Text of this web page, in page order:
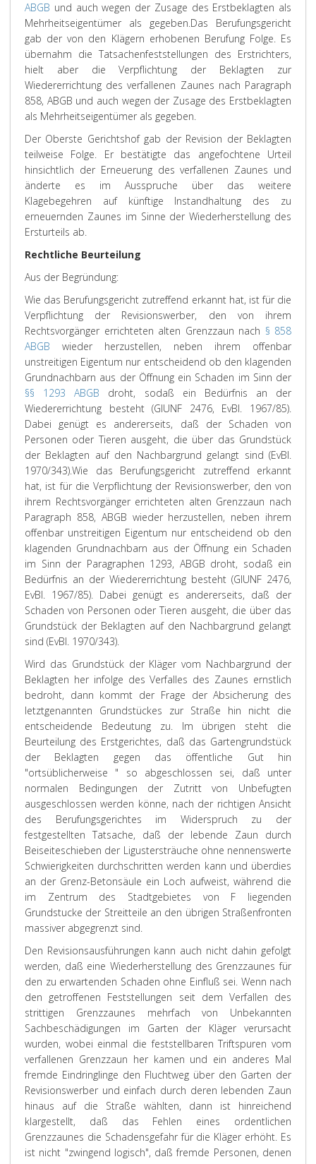
ABGB und auch wegen der Zusage des Erstbeklagten als
Mehrheitseigentümer als gegeben.Das Berufungsgericht
gab der von den Klägern erhobenen Berufung Folge. Es
übernahm die Tatsachenfeststellungen des Erstrichters,
hielt aber die Verpflichtung der Beklagten zur
Wiedererrichtung des verfallenen Zaunes nach Paragraph
858, ABGB und auch wegen der Zusage des Erstbeklagten
als Mehrheitseigentümer als gegeben.
Der Oberste Gerichtshof gab der Revision der Beklagten
teilweise Folge. Er bestätigte das angefochtene Urteil
hinsichtlich der Erneuerung des verfallenen Zaunes und
änderte es im Ausspruche über das weitere
Klagebegehren auf künftige Instandhaltung des zu
erneuernden Zaunes im Sinne der Wiederherstellung des
Ersturteils ab.
Rechtliche Beurteilung
Aus der Begründung:
Wie das Berufungsgericht zutreffend erkannt hat, ist für die
Verpflichtung der Revisionswerber, den von ihrem
Rechtsvorgänger errichteten alten Grenzzaun nach § 858
ABGB wieder herzustellen, neben ihrem offenbar
unstreitigen Eigentum nur entscheidend ob den klagenden
Grundnachbarn aus der Öffnung ein Schaden im Sinn der
§§ 1293 ABGB droht, sodaß ein Bedürfnis an der
Wiedererrichtung besteht (GlUNF 2476, EvBl. 1967/85).
Dabei genügt es andererseits, daß der Schaden von
Personen oder Tieren ausgeht, die über das Grundstück
der Beklagten auf den Nachbargrund gelangt sind (EvBl.
1970/343).Wie das Berufungsgericht zutreffend erkannt
hat, ist für die Verpflichtung der Revisionswerber, den von
ihrem Rechtsvorgänger errichteten alten Grenzzaun nach
Paragraph 858, ABGB wieder herzustellen, neben ihrem
offenbar unstreitigen Eigentum nur entscheidend ob den
klagenden Grundnachbarn aus der Öffnung ein Schaden
im Sinn der Paragraphen 1293, ABGB droht, sodaß ein
Bedürfnis an der Wiedererrichtung besteht (GlUNF 2476,
EvBl. 1967/85). Dabei genügt es andererseits, daß der
Schaden von Personen oder Tieren ausgeht, die über das
Grundstück der Beklagten auf den Nachbargrund gelangt
sind (EvBl. 1970/343).
Wird das Grundstück der Kläger vom Nachbargrund der
Beklagten her infolge des Verfalles des Zaunes ernstlich
bedroht, dann kommt der Frage der Absicherung des
letztgenannten Grundstückes zur Straße hin nicht die
entscheidende Bedeutung zu. Im übrigen steht die
Beurteilung des Erstgerichtes, daß das Gartengrundstück
der Beklagten gegen das öffentliche Gut hin
"ortsüblicherweise " so abgeschlossen sei, daß unter
normalen Bedingungen der Zutritt von Unbefugten
ausgeschlossen werden könne, nach der richtigen Ansicht
des Berufungsgerichtes im Widerspruch zu der
festgestellten Tatsache, daß der lebende Zaun durch
Beiseiteschieben der Ligustersträuche ohne nennenswerte
Schwierigkeiten durchschritten werden kann und überdies
an der Grenz-Betonsäule ein Loch aufweist, während die
im Zentrum des Stadtgebietes von F liegenden
Grundstucke der Streitteile an den übrigen Straßenfronten
massiver abgegrenzt sind.
Den Revisionsausführungen kann auch nicht dahin gefolgt
werden, daß eine Wiederherstellung des Grenzzaunes für
den zu erwartenden Schaden ohne Einfluß sei. Wenn nach
den getroffenen Feststellungen seit dem Verfallen des
strittigen Grenzzaunes mehrfach von Unbekannten
Sachbeschädigungen im Garten der Kläger verursacht
wurden, wobei einmal die feststellbaren Triftspuren vom
verfallenen Grenzzaun her kamen und ein anderes Mal
fremde Eindringlinge den Fluchtweg über den Garten der
Revisionswerber und einfach durch deren lebenden Zaun
hinaus auf die Straße wählten, dann ist hinreichend
klargestellt, daß das Fehlen eines ordentlichen
Grenzzaunes die Schadensgefahr für die Kläger erhöht. Es
ist nicht "zwingend logisch", daß fremde Personen, denen